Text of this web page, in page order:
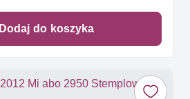
Dodaj do koszyka